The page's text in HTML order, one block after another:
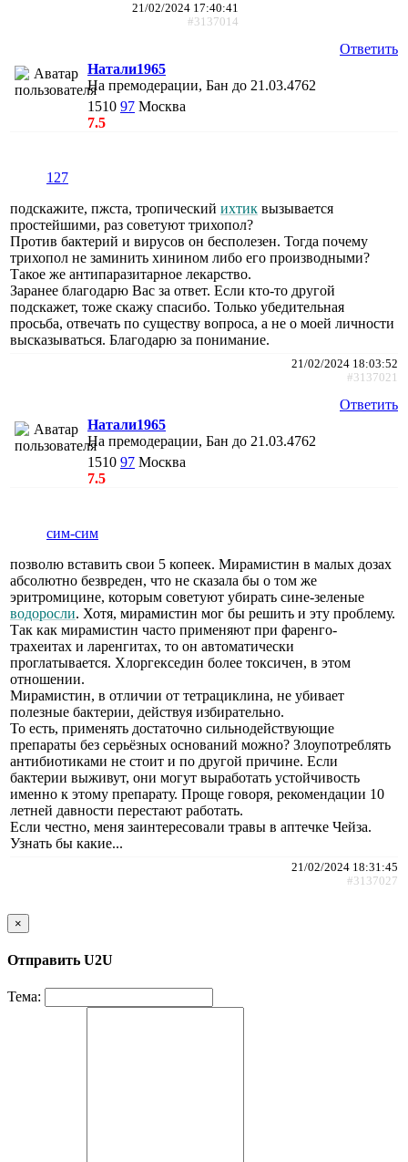
21/02/2024 17:40:41
#3137014
Ответить
Натали1965
На премодерации, Бан до 21.03.4762
1510 97 Москва
7.5
127
подскажите, пжста, тропический ихтик вызывается
простейшими, раз советуют трихопол?
Против бактерий и вирусов он бесполезен. Тогда почему
трихопол не заминить хинином либо его производными?
Такое же антипаразитарное лекарство.
Заранее благодарю Вас за ответ. Если кто-то другой
подскажет, тоже скажу спасибо. Только убедительная
просьба, отвечать по существу вопроса, а не о моей личности
высказываться. Благодарю за понимание.
21/02/2024 18:03:52
#3137021
Ответить
Натали1965
На премодерации, Бан до 21.03.4762
1510 97 Москва
7.5
сим-сим
позволю вставить свои 5 копеек. Мирамистин в малых дозах
абсолютно безвреден, что не сказала бы о том же
эритромицине, которым советуют убирать сине-зеленые
водоросли. Хотя, мирамистин мог бы решить и эту проблему.
Так как мирамистин часто применяют при фаренго-
трахеитах и ларенгитах, то он автоматически
проглатывается. Хлоргекседин более токсичен, в этом
отношении.
Мирамистин, в отличии от тетрациклина, не убивает
полезные бактерии, действуя избирательно.
То есть, применять достаточно сильнодействующие
препараты без серьёзных оснований можно? Злоупотреблять
антибиотиками не стоит и по другой причине. Если
бактерии выживут, они могут выработать устойчивость
именно к этому препарату. Проще говоря, рекомендации 10
летней давности перестают работать.
Если честно, меня заинтересовали травы в аптечке Чейза.
Узнать бы какие...
21/02/2024 18:31:45
#3137027
×
Отправить U2U
Тема: